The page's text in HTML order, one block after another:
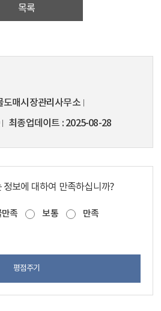
목록
도매시장관리사무소
최종업데이트 2025-08-28
보에 대하여 만족하십니까?
만족 보통
만족
평점주기